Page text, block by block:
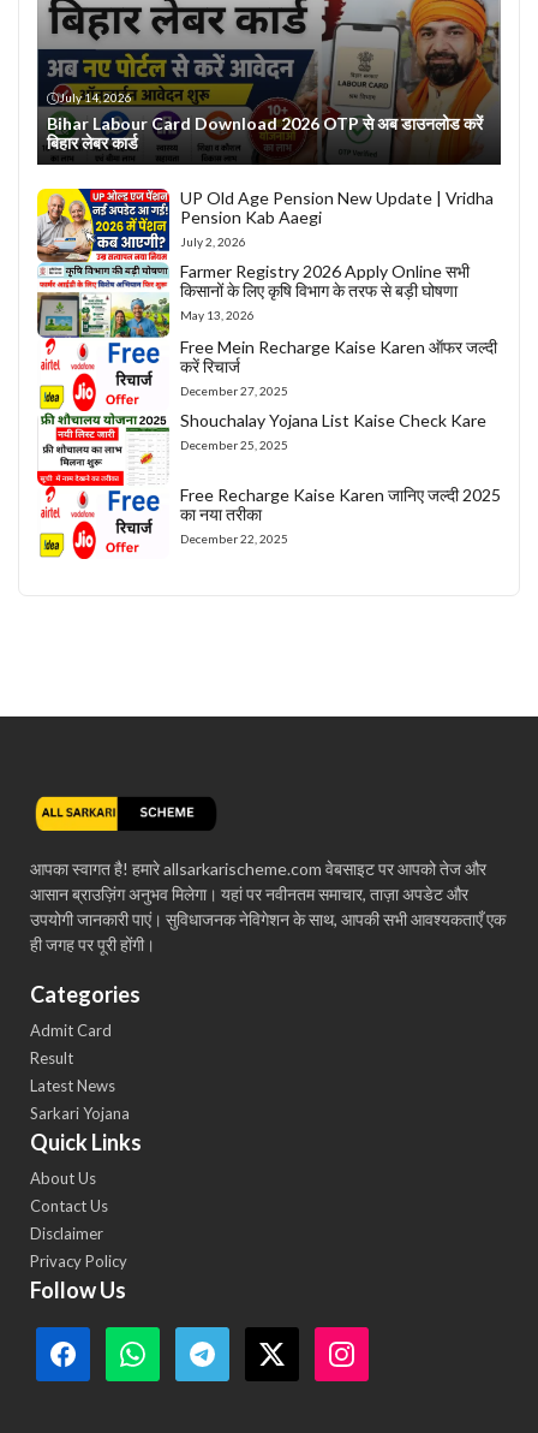
July 14, 2026
Bihar Labour Card Download 2026 OTP से अब डाउनलोड करें
बिहार लेबर कार्ड
UP Old Age Pension New Update | Vridha
Pension Kab Aaegi
July 2, 2026
Farmer Registry 2026 Apply Online सभी
किसानों के लिए कृषि विभाग के तरफ से बड़ी घोषणा
May 13, 2026
Free Mein Recharge Kaise Karen ऑफर जल्दी
करें रिचार्ज
December 27, 2025
Shouchalay Yojana List Kaise Check Kare
December 25, 2025
Free Recharge Kaise Karen जानिए जल्दी 2025
का नया तरीका
December 22, 2025
आपका स्वागत है! हमारे allsarkarischeme.com वेबसाइट पर आपको तेज और
आसान ब्राउज़िंग अनुभव मिलेगा। यहां पर नवीनतम समाचार, ताज़ा अपडेट और
उपयोगी जानकारी पाएं। सुविधाजनक नेविगेशन के साथ, आपकी सभी आवश्यकताएँ एक
ही जगह पर पूरी होंगी।
Categories
Admit Card
Result
Latest News
Sarkari Yojana
Quick Links
About Us
Contact Us
Disclaimer
Privacy Policy
Follow Us